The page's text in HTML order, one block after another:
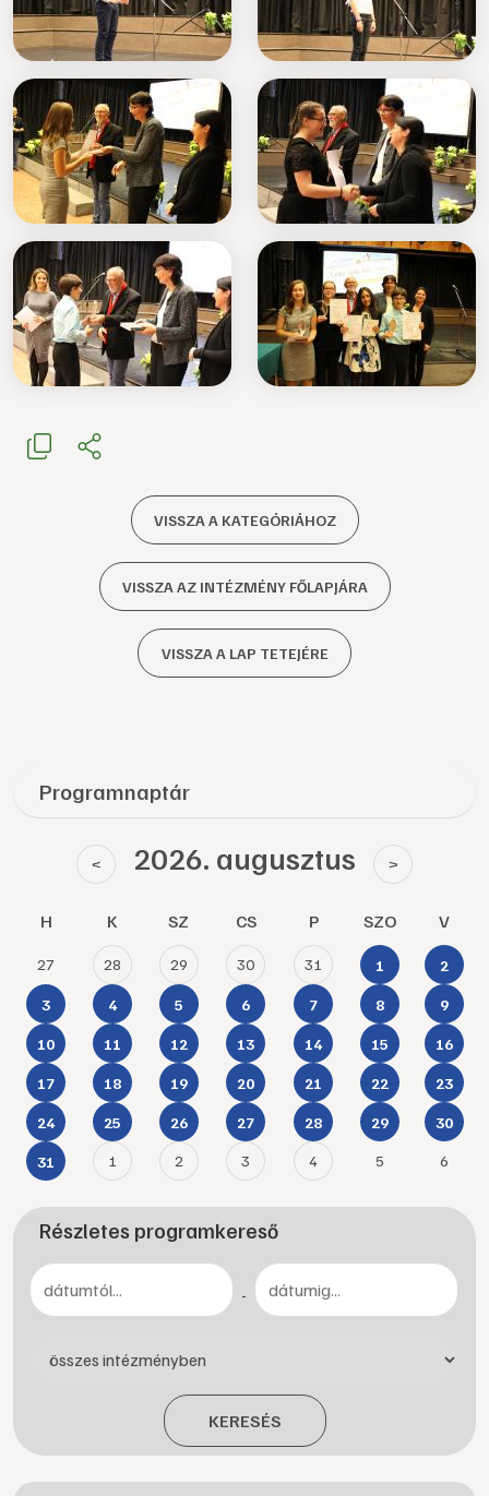
VISSZA A KATEGÓRIÁHOZ
VISSZA AZ INTÉZMÉNY FŐLAPJÁRA
VISSZA A LAP TETEJÉRE
Programnaptár
< 2026. augusztus >
H K SZ CS P SZO V
27 28 29 30 31 1 2
3 4 5 6 7 8 9
10 11 12 13 14 15 16
17 18 19 20 21 22 23
24 25 26 27 28 29 30
31 1 2 3 4 5 6
Részletes programkereső
-
KERESÉS